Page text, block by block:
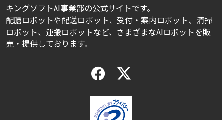
キングソフトAI事業部の公式サイトです。
配膳ロボットや配送ロボット、受付・案内ロボット、清掃
ロボット、運搬ロボットなど、さまざまなAIロボットを販
売・提供しております。